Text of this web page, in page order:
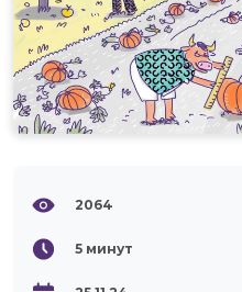
2064
5 минут